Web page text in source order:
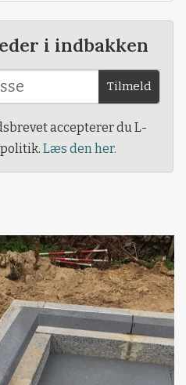
i indbakken
Tilmeld
accepterer du L-
Læs den her.